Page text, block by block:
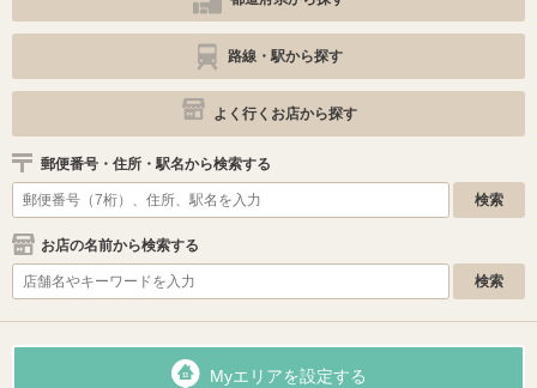
路線・駅から探す
よく行くお店から探す
郵便番号・住所・駅名から検索する
お店の名前から検索する
Myエリアを設定する